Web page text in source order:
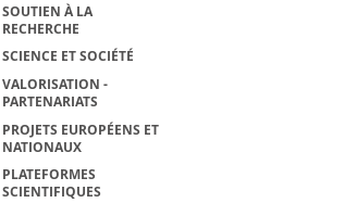
SOUTIEN À LA
RECHERCHE
SCIENCE ET SOCIÉTÉ
VALORISATION -
PARTENARIATS
PROJETS EUROPÉENS ET
NATIONAUX
PLATEFORMES
SCIENTIFIQUES